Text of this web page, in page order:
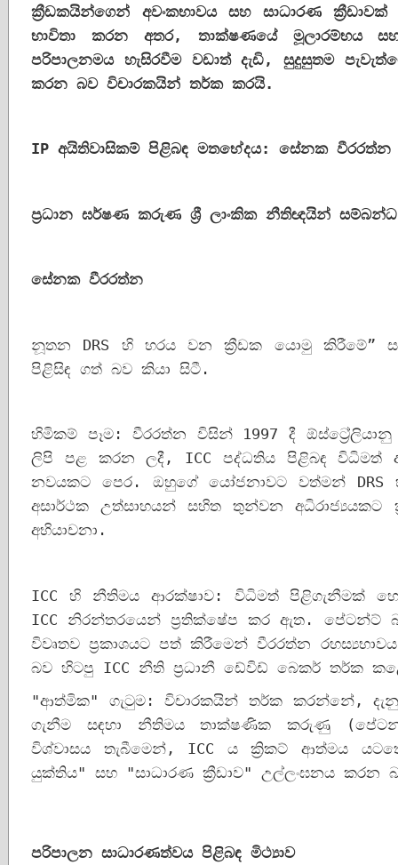
ක්‍රීඩකයින්ගෙන් අවංකභාවය සහ සාධාරණ
භාවිතා කරන අතර, තාක්ෂණයේ මූලාරම්භය
පරිපාලනමය හැසිරවීම වඩාත් දැඩි, සුදුසුතම
කරන බව විචාරකයින් තර්ක කරයි.
IP අයිතිවාසිකම් පිළිබඳ මතභේදය: සේනක වීරරත්න
ප්‍රධාන ඝර්ෂණ කරුණ ශ්‍රී ලාංකික නීතිඥයින්
සේනක වීරරත්න
නූතන DRS හි හරය වන ක්‍රීඩක යොමු කිරීමේ”
පිළිසිඳ ගත් බව කියා සිටී.
හිමිකම් පෑම: වීරරත්න විසින් 1997 දී
ලිපි පළ කරන ලදී, ICC පද්ධතිය පිළිබඳ විධිමත්
නවයකට පෙර. ඔහුගේ යෝජනාවට වත්මන් DRS
අසාර්ථක උත්සාහයන් සහිත තුන්වන
අභියාචනා.
ICC හි නීතිමය ආරක්ෂාව: විධිමත් පිළිගැනීමක්
ICC නිරන්තරයෙන් ප්‍රතික්ෂේප කර ඇත. පේටන්ට්
විවෘතව ප්‍රකාශයට පත් කිරීමෙන් වීරරත්න
බව හිටපු ICC නීති ප්‍රධානී ඩේවිඩ් බෙකර් තර්ක
"ආත්මික" ගැටුම: විචාරකයින් තර්ක කරන්නේ,
ගැනීම සඳහා නීතිමය තාක්ෂණික කරුණු
විශ්වාසය තැබීමෙන්, ICC ය ක්‍රිකට් ආත්මය
යුක්තිය" සහ "සාධාරණ ක්‍රීඩාව" උල්ලංඝනය කරන
පරිපාලන සාධාරණත්වය පිළිබඳ මිථ්‍යාව